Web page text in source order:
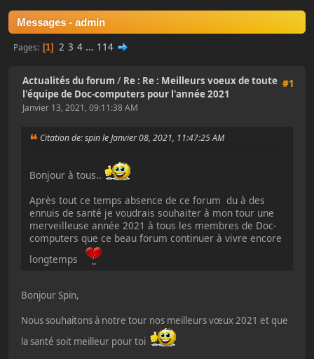
Messages - admin
Pages 1 2 3 4 ... 114
#1
Actualités du forum / Re : Re : Meilleurs voeux de toute
l'équipe de Doc-computers pour l'année 2021
Janvier 13, 2021, 09:11:38 AM
Citation de: spin le Janvier 08, 2021, 11:47:25 AM
Bonjour à tous..
Après tout ce temps absence de ce forum du à des
ennuis de santé je voudrais souhaiter à mon tour une
merveilleuse année 2021 à tous les membres de Doc-
computers que ce beau forum continuer à vivre encore
longtemps
Bonjour Spin,
Nous souhaitons à notre tour nos meilleurs vœux 2021 et que
la santé soit meilleur pour toi